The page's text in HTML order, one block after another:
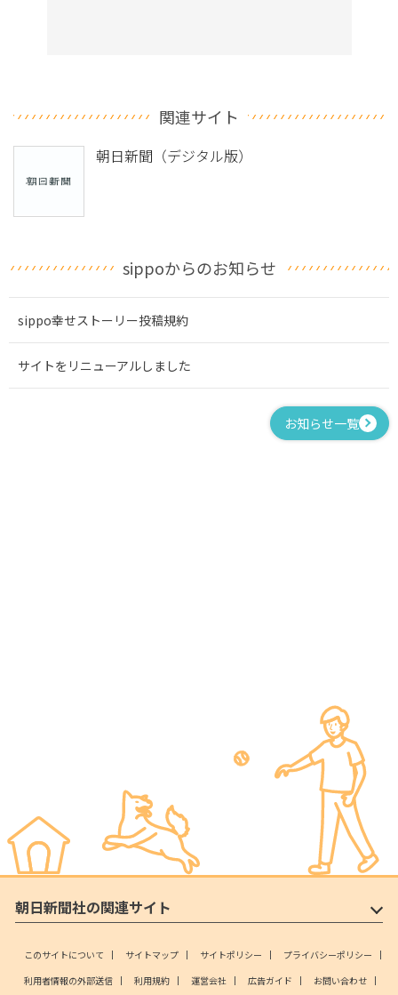
関連サイト
朝日新聞（デジタル版）
sippoからのお知らせ
sippo幸せストーリー投稿規約
サイトをリニューアルしました
お知らせ一覧
朝日新聞社の関連サイト
このサイトについて サイトマップ サイトポリシー
プライバシーポリシー
利用者情報の外部送信
利用規約 運営会社 広告ガイド お問い合わせ